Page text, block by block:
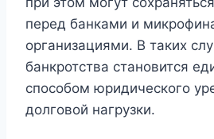
перед банками и
организациями. В таких
банкротства становится
способом юридического
долговой нагрузки.